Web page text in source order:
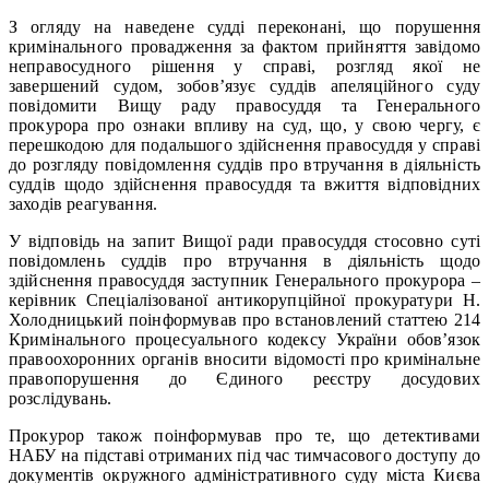
З огляду на наведене судді переконані, що порушення
кримінального провадження за фактом прийняття завідомо
неправосудного рішення у справі, розгляд якої не
завершений судом, зобов’язує суддів апеляційного суду
повідомити Вищу раду правосуддя та Генерального
прокурора про ознаки впливу на суд, що, у свою чергу, є
перешкодою для подальшого здійснення правосуддя у справі
до розгляду повідомлення суддів про втручання в діяльність
суддів щодо здійснення правосуддя та вжиття відповідних
заходів реагування.
У відповідь на запит Вищої ради правосуддя стосовно суті
повідомлень суддів про втручання в діяльність щодо
здійснення правосуддя заступник Генерального прокурора –
керівник Спеціалізованої антикорупційної прокуратури Н.
Холодницький поінформував про встановлений статтею 214
Кримінального процесуального кодексу України обов’язок
правоохоронних органів вносити відомості про кримінальне
правопорушення до Єдиного реєстру досудових
розслідувань.
Прокурор також поінформував про те, що детективами
НАБУ на підставі отриманих під час тимчасового доступу до
документів окружного адміністративного суду міста Києва